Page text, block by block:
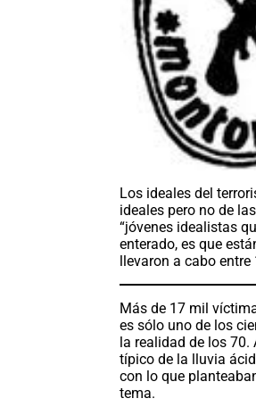
Los ideales del
ideales pero no de
“jóvenes idealistas
enterado, es que
llevaron a cabo entre
Más de 17 mil
es sólo uno de los
la realidad de los 70.
típico de la lluvia
con lo que
tema.